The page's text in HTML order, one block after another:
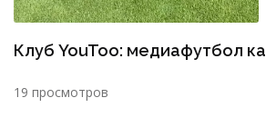
Клуб YouToo: медиафутбол
19 просмотров